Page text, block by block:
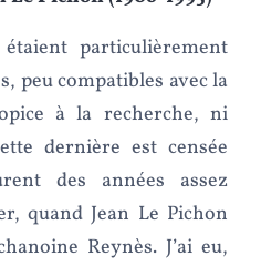
particulièrement
peu compatibles avec la
à la recherche, ni
dernière est censée
des années assez
quand Jean Le Pichon
Reynès. J’ai eu,